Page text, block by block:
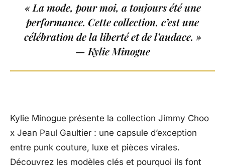
« La mode, pour moi, a toujours été une
performance. Cette collection, c’est une
célébration de la liberté et de l’audace. »
— Kylie Minogue
Kylie Minogue présente la collection Jimmy Choo
x Jean Paul Gaultier : une capsule d’exception
entre punk couture, luxe et pièces virales.
Découvrez les modèles clés et pourquoi ils font